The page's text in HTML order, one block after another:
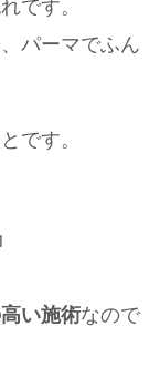
です。
パーマでふん
です。
い施術なので